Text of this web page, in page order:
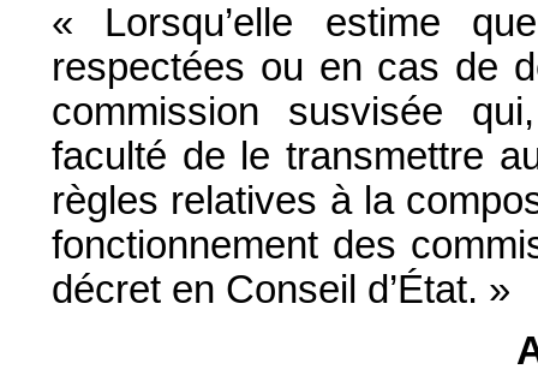
« Lorsqu’elle estime
respectées ou en cas de
commission susvisée
faculté de le transmettre
règles relatives à la
fonctionnement des
décret en Conseil d’État. »